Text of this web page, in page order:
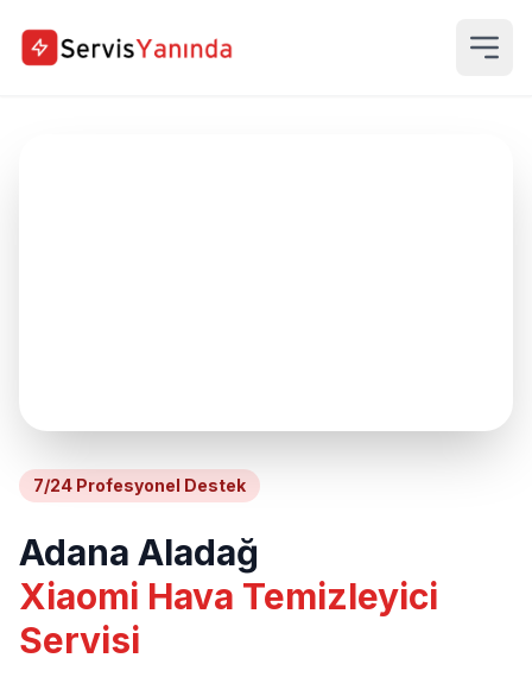
7/24 Profesyonel Destek
Adana Aladağ
Xiaomi Hava Temizleyici
Servisi